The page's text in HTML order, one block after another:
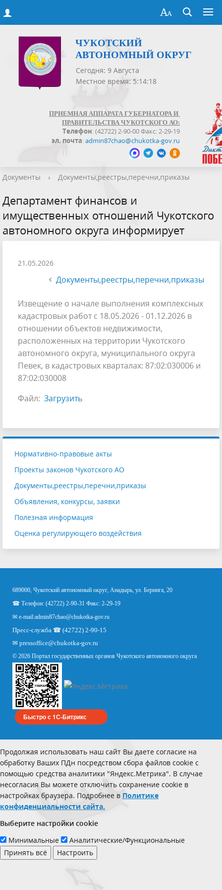
ЧУКОТСКИЙ
АВТОНОМНЫЙ ОКРУГ
Сегодня: 9 Августа
Местное время: 5:14:18
ПРИЕМНАЯ АППАРАТА ГУБЕРНАТОРА И
ПРАВИТЕЛЬСТВА ЧУКОТСКОГО АО:
Телефон: (42722) 2-90-00 Факс: 2-29-19
эл. почта:admin87chao@chukotka-gov.ru
Документы › Документы,реестры,перечни,приказы
Департамент финансов и
имущественных отношений Чукотского
автономного округа информирует
21.05.2026
Документы,реестры,перечни,приказы
Извещение o начале выполнения комплексных
кадастровых работ c 18.05.2026 - 01.12.2026 в
отношении объектов недвижимости,
расположенных на территории Чукотского
автономного округа, муниципального округа
Певек, в кадастровых кварталах: 87:02:030006 и
87:02:030008
Файл: Загрузить
Нормативно-правовые акты
Проекты законов Чукотского АО
Документы,реестры,перечни,приказы
Объявления, конкурсы, заявки
Полезная информация
Оценка регулирующего воздействия
689000, Чукотский автономный округ, Анадырь, ул. Беринга, 20
☎ Телефон: (42722) 2-90-31 Факс: 2-29-19
✉ e-mail:admin87chao@chukotka-gov.ru
Пресс-служба ☎ (42722) 2-90-15
✉ pressoffice@chukotka-gov.ru
© 2026 Портал государственных органов Чукотского автономного округа
Быстро с 1С-Битрикс
Продолжая использовать наш сайт Вы даете согласие на
обработку Ваших ПДн посредством сбора файлов cookie с
помощью средства аналитики "Яндекс.Метрика". В случае
несогласия Вы можете отключить сохранение cookie в
настройках браузера. Подробнее в Политике
конфиденциальности сайта.
Выберите настройки cookie
Минимальные
Аналитические/Функциональные
Принять всё
Настроить